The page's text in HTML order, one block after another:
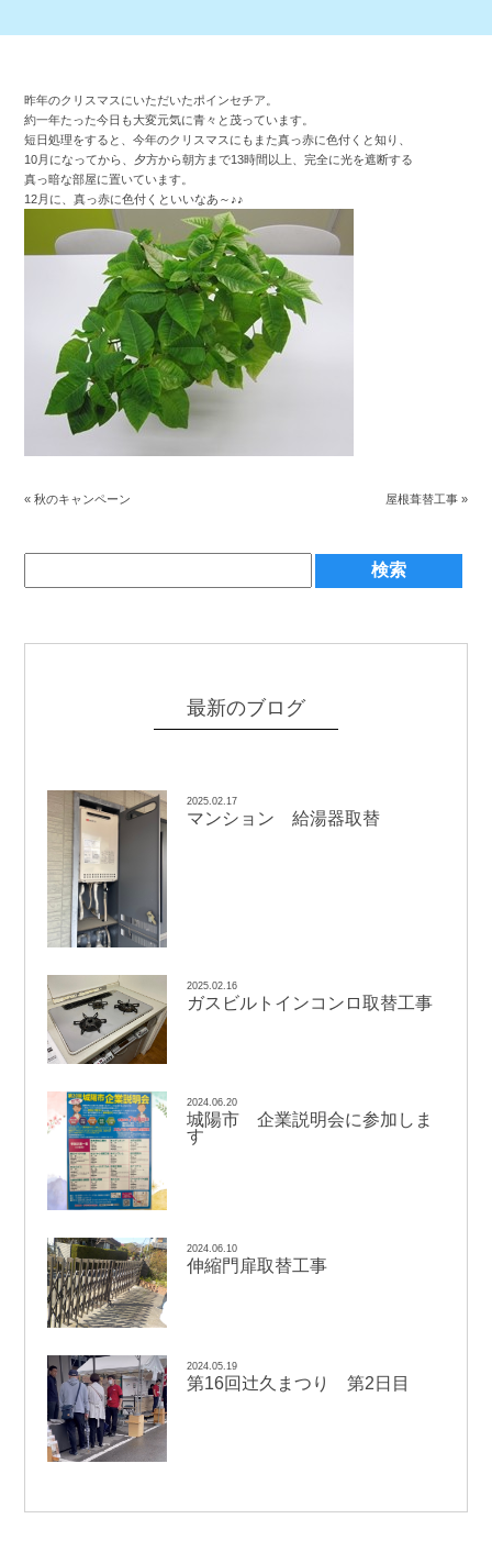
昨年のクリスマスにいただいたポインセチア。
約一年たった今日も大変元気に青々と茂っています。
短日処理をすると、今年のクリスマスにもまた真っ赤に色付くと知り、
10月になってから、夕方から朝方まで13時間以上、完全に光を遮断する
真っ暗な部屋に置いています。
12月に、真っ赤に色付くといいなあ～♪♪
«秋のキャンペーン 屋根葺替工事»
最新のブログ
2025.02.17
マンション 給湯器取替
2025.02.16
ガスビルトインコンロ取替工事
2024.06.20
城陽市 企業説明会に参加しま
す
2024.06.10
伸縮門扉取替工事
2024.05.19
第16回辻久まつり 第2日目